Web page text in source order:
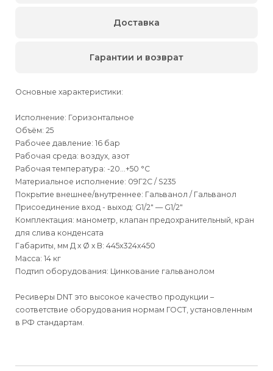
Основные характеристики:
Исполнение: Горизонтальное
Объём: 25
Рабочее давление: 16 бар
Рабочая среда: воздух, азот
Рабочая температура: -20…+50 °С
Материальное исполнение: 09Г2С / S235
Покрытие внешнее/внутреннее: Гальванол / Гальванол
Присоединение вход - выход: G1/2" — G1/2"
Комплектация: манометр, клапан предохранительный, кран
для слива конденсата
Габариты, мм Д х Ø х В: 445x324x450
Масса: 14 кг
Подтип оборудования: Цинкование гальванолом
Ресиверы DNT это высокое качество продукции –
соответствие оборудования нормам ГОСТ, установленным
в РФ стандартам.
Доставка
Способыдоставки
Гарантии и возврат
лиц